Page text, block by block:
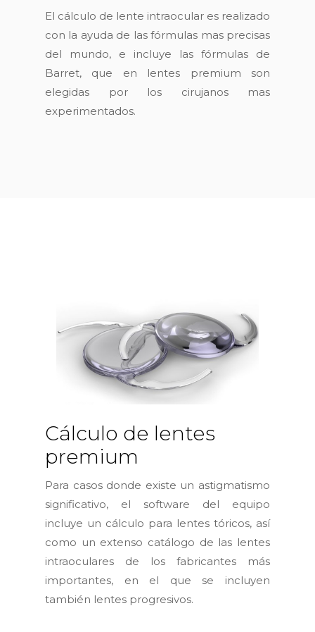
El cálculo de lente intraocular es realizado
con la ayuda de las fórmulas mas precisas
del mundo, e incluye las fórmulas de
Barret, que en lentes premium son
elegidas por los cirujanos mas
experimentados.
Cálculo de lentes
premium
Para casos donde existe un astigmatismo
significativo, el software del equipo
incluye un cálculo para lentes tóricos, así
como un extenso catálogo de las lentes
intraoculares de los fabricantes más
importantes, en el que se incluyen
también lentes progresivos.